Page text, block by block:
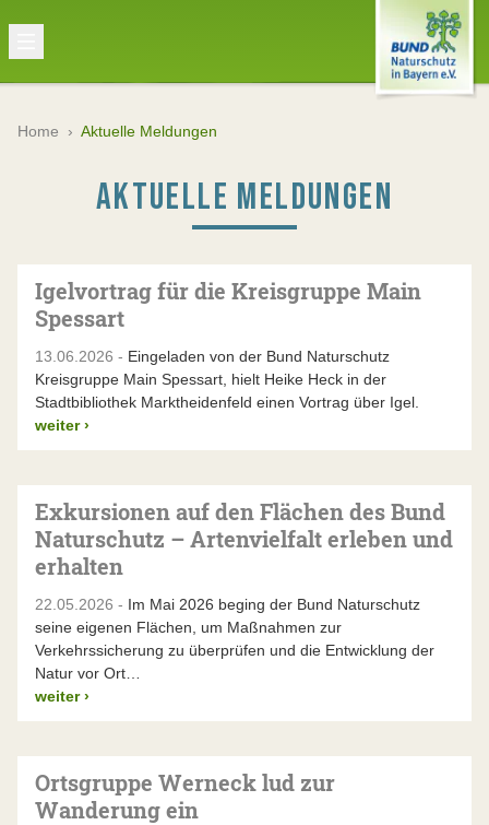
Home › Aktuelle Meldungen
AKTUELLE MELDUNGEN
Igelvortrag für die Kreisgruppe Main
Spessart
13.06.2026 - Eingeladen von der Bund Naturschutz
Kreisgruppe Main Spessart, hielt Heike Heck in der
Stadtbibliothek Marktheidenfeld einen Vortrag über Igel.
weiter ›
Exkursionen auf den Flächen des Bund
Naturschutz – Artenvielfalt erleben und
erhalten
22.05.2026 - Im Mai 2026 beging der Bund Naturschutz
seine eigenen Flächen, um Maßnahmen zur
Verkehrssicherung zu überprüfen und die Entwicklung der
Natur vor Ort…
weiter ›
Ortsgruppe Werneck lud zur
Wanderung ein